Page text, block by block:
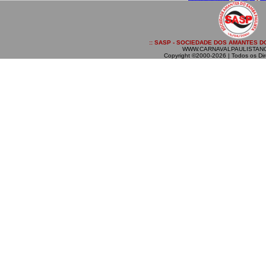
:: SASP - SOCIEDADE DOS AMANTES
Copyright ©2000-2026 | Todos os